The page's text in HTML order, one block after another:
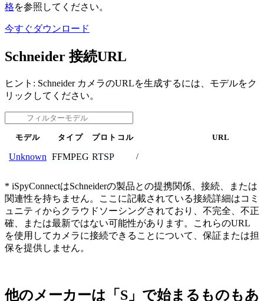
格を参照してください。
今すぐダウンロード
Schneider 接続URL
ヒント: Schneider カメラのURLを生成するには、モデルをク
リックしてください。
モデル タイプ プロトコル URL
Unknown FFMPEG RTSP /
* iSpyConnectはSchneiderの製品との提携関係、接続、または
関連性を持ちません。ここに記載されている接続詳細はコミ
ュニティからクラウドソーシングされており、不完全、不正
確、または最新ではない可能性があります。これらのURL
を使用してカメラに接続できることについて、保証または担
保を提供しません。
他のメーカーは「S」で始まるものもあ